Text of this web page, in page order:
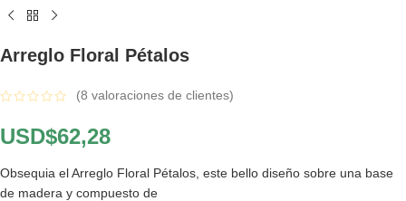
Arreglo Floral Pétalos
(8 valoraciones de clientes)
USD$62,28
Obsequia el Arreglo Floral Pétalos, este bello diseño sobre una base
de madera y compuesto de